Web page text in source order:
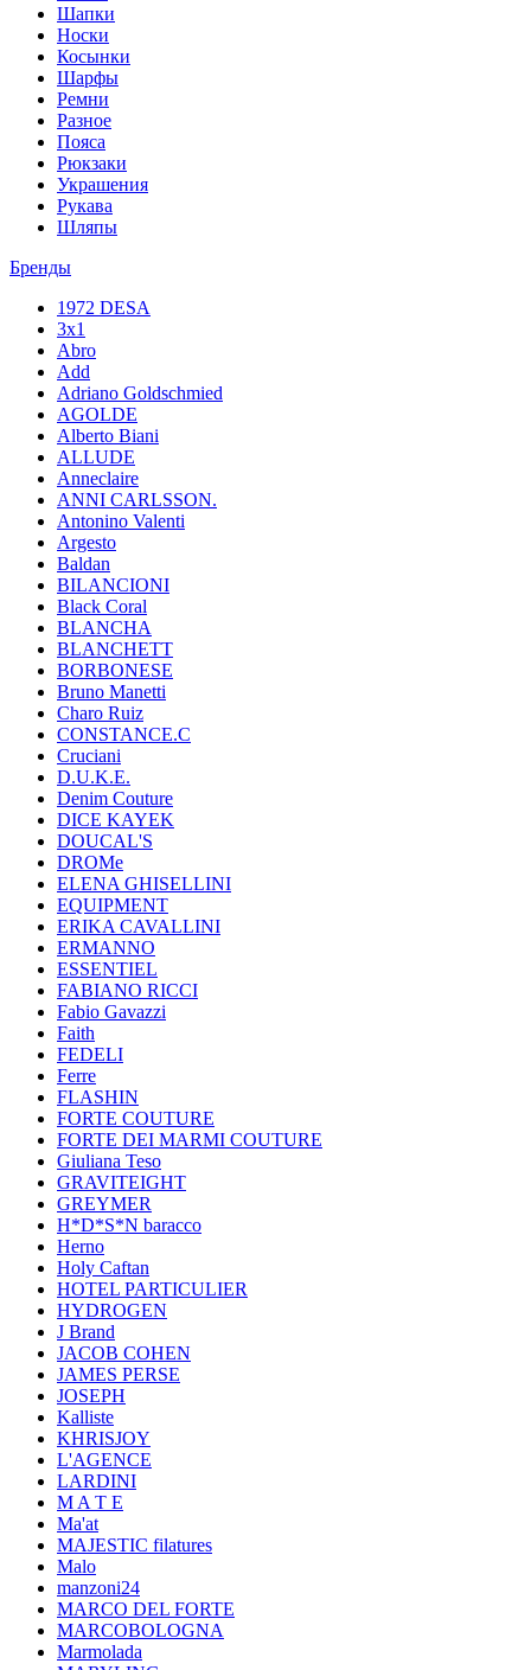
Шапки
Носки
Косынки
Шарфы
Ремни
Разное
Пояса
Рюкзаки
Украшения
Рукава
Шляпы
Бренды
1972 DESA
3x1
Abro
Add
Adriano Goldschmied
AGOLDE
Alberto Biani
ALLUDE
Anneclaire
ANNI CARLSSON.
Antonino Valenti
Argesto
Baldan
BILANCIONI
Black Coral
BLANCHA
BLANCHETT
BORBONESE
Bruno Manetti
Charo Ruiz
CONSTANCE.C
Cruciani
D.U.K.E.
Denim Couture
DICE KAYEK
DOUCAL'S
DROMe
ELENA GHISELLINI
EQUIPMENT
ERIKA CAVALLINI
ERMANNO
ESSENTIEL
FABIANO RICCI
Fabio Gavazzi
Faith
FEDELI
Ferre
FLASHIN
FORTE COUTURE
FORTE DEI MARMI COUTURE
Giuliana Teso
GRAVITEIGHT
GREYMER
H*D*S*N baracco
Herno
Holy Caftan
HOTEL PARTICULIER
HYDROGEN
J Brand
JACOB COHEN
JAMES PERSE
JOSEPH
Kalliste
KHRISJOY
L'AGENCE
LARDINI
M A T E
Ma'at
MAJESTIC filatures
Malo
manzoni24
MARCO DEL FORTE
MARCOBOLOGNA
Marmolada